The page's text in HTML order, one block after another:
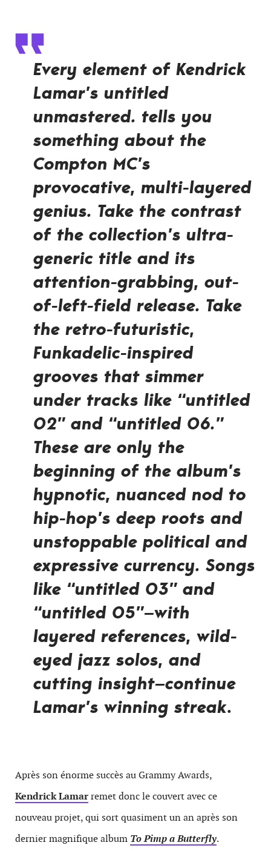
Every element of Kendrick
Lamar’s untitled
unmastered. tells you
something about the
Compton MC’s
provocative, multi-layered
genius. Take the contrast
of the collection’s ultra-
generic title and its
attention-grabbing, out-
of-left-field release. Take
the retro-futuristic,
Funkadelic-inspired
grooves that simmer
under tracks like “untitled
02” and “untitled 06.”
These are only the
beginning of the album’s
hypnotic, nuanced nod to
hip-hop’s deep roots and
unstoppable political and
expressive currency. Songs
like “untitled 03” and
“untitled 05”—with
layered references, wild-
eyed jazz solos, and
cutting insight—continue
Lamar’s winning streak.
Après son énorme succès au Grammy Awards,
Kendrick Lamarremet donc le couvert avec ce
nouveau projet, qui sort quasiment un an après son
dernier magnifique album To Pimp a Butterfly.